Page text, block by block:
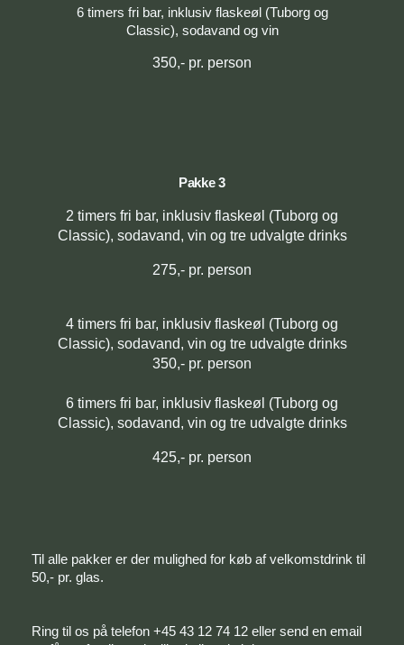
6 timers fri bar, inklusiv flaskeøl (Tuborg og
Classic), sodavand og vin
350,- pr. person
Pakke 3
2 timers fri bar, inklusiv flaskeøl (Tuborg og
Classic), sodavand, vin og tre udvalgte drinks
275,- pr. person
4 timers fri bar, inklusiv flaskeøl (Tuborg og
Classic), sodavand, vin og tre udvalgte drinks
350,- pr. person
6 timers fri bar, inklusiv flaskeøl (Tuborg og
Classic), sodavand, vin og tre udvalgte drinks
425,- pr. person
Til alle pakker er der mulighed for køb af velkomstdrink til
50,- pr. glas.
Ring til os på telefon +45 43 12 74 12 eller send en email